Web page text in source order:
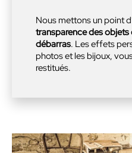
Nous mettons un point
transparence des
débarras. Les effets
photos et les bijoux,
restitués.